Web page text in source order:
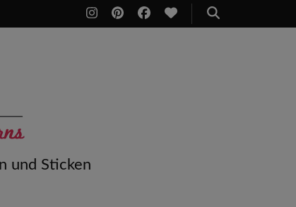
und Sticken